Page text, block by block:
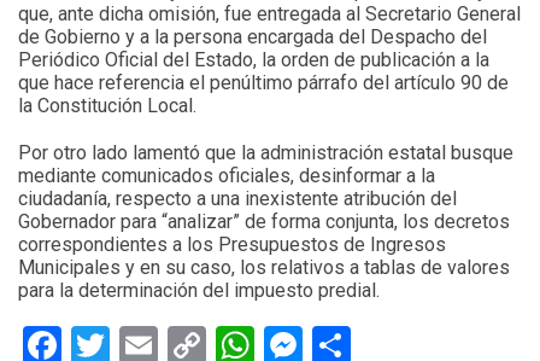
que, ante dicha omisión, fue entregada al Secretario General
de Gobierno y a la persona encargada del Despacho del
Periódico Oficial del Estado, la orden de publicación a la
que hace referencia el penúltimo párrafo del artículo 90 de
la Constitución Local.
Por otro lado lamentó que la administración estatal busque
mediante comunicados oficiales, desinformar a la
ciudadanía, respecto a una inexistente atribución del
Gobernador para “analizar” de forma conjunta, los decretos
correspondientes a los Presupuestos de Ingresos
Municipales y en su caso, los relativos a tablas de valores
para la determinación del impuesto predial.
Facebook
Twitter
EmailCopyWhatsApp
Messenger